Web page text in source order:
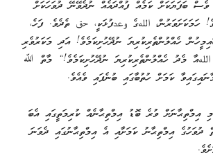
ވެސް ބަފަޔަކަށް ކަމެއް ފުއްދައެއް ނުދެވޭނޭ ދުވަހަކަށް
ހަމަކަށަވަރުން، اللهގެ وعدފުޅަކީ، حق ތެދެވެ. ފަހެ،
ހެއްލުންތެރިކުރިޔަ ނުދޭހުށިކަމެވެ! އަދި މަކަރުވެރި
اللهއާ މެދު ހެއްލުންތެރިކުރިޔަ ނުދޭހުށިކަމެވެ!“ މާތް ﷲ
ކަމަށް ހުތުބާގައި ބުނެފައި ވެއެވެ.
އިމްތިޙާނަށް ވުރެ ބޮޑު އިމްތިޙާނެއް ކުރިމަތީގައި އެބަ
ދުވަހުގެ އިމްތިޙާނު ކަމަށާއި އެ އިމްތިޙާނުގައި ދެވަނަ